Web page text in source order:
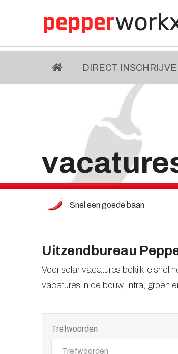
DIRECT
Snel een goede baan
Uitzendbureau
Voor solar vacatures bekijk je snel
vacatures in de bouw, infra, groen
Trefwoorden